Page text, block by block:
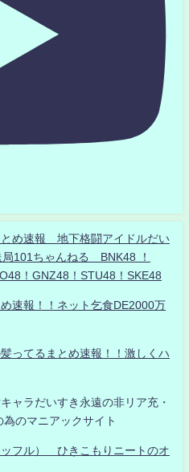
め速報 地下格闘アイドルだい
101ちゃんねる BNK48 ！
！GNZ48！STU48！SKE48
速報！！ネット乞食DE2000万
ってるまとめ速報！！激しくハ
ャラだいすき永遠の非リア充・
のマニアックサイト
フル） ひきこもりニートのオ